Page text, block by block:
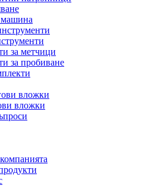
за метчици
за пробиване
вложки
вложки